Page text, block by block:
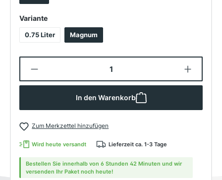
Varianteauswählen
0.75 Liter Magnum
Produkt Anzahl: Gib den
In den Warenkorb
Zum Merkzettel hinzufügen
Wird heute versandt Lieferzeit ca. 1-3 Tage
Bestellen Sie innerhalb von 6 Stunden 42 Minuten und wir
versenden Ihr Paket noch heute!